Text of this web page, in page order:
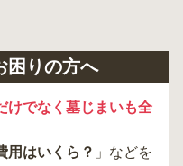
困りの方へ
けでなく墓じまいも全
用はいくら？ 」などを